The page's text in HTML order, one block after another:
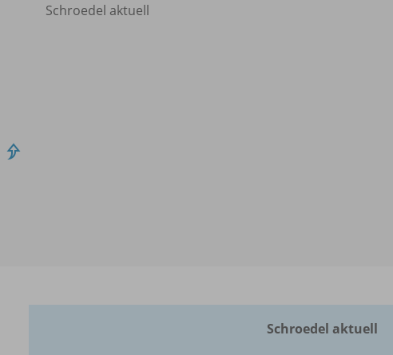
Schroedel aktuell
Schroedel aktuell